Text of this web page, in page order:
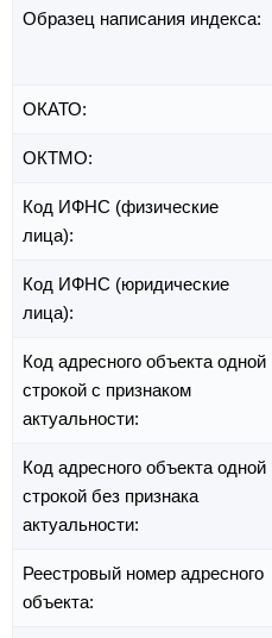
Образец написания индекса:
ОКАТО:
ОКТМО:
Код ИФНС (физические
лица):
Код ИФНС (юридические
лица):
Код адресного объекта одной
строкой с признаком
актуальности:
Код адресного объекта одной
строкой без признака
актуальности:
Реестровый номер адресного
объекта: